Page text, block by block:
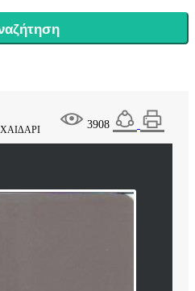
3908